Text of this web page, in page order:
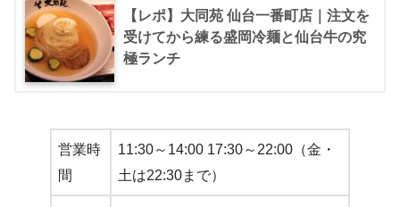
【レポ】大同苑 仙台一番町店｜注文を
受けてから練る盛岡冷麺と仙台牛の究
極ランチ
営業時
間
11:30～14:00 17:30～22:00（金・
土は22:30まで）